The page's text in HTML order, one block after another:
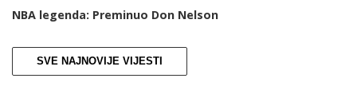
NBA legenda: Preminuo Don Nelson
SVE NAJNOVIJE VIJESTI